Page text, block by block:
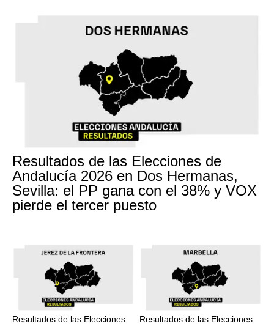
Resultados de las Elecciones de
Andalucía 2026 en Dos Hermanas,
Sevilla: el PP gana con el 38% y VOX
pierde el tercer puesto
Resultados de las Elecciones
Resultados de las Elecciones